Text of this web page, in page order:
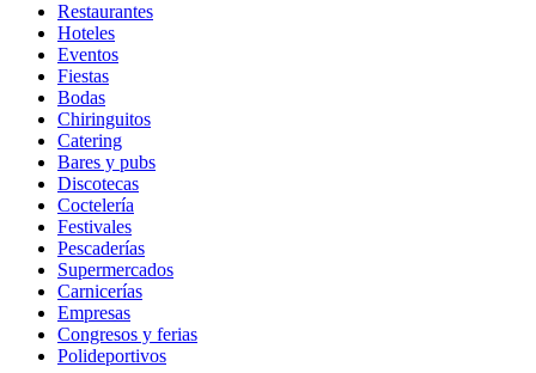
Restaurantes
Hoteles
Eventos
Fiestas
Bodas
Chiringuitos
Catering
Bares y pubs
Discotecas
Coctelería
Festivales
Pescaderías
Supermercados
Carnicerías
Empresas
Congresos y ferias
Polideportivos